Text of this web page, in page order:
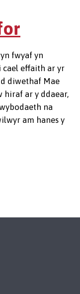
fwyaf yn
cael effaith ar yr
diwethaf Mae
hiraf ar y ddaear,
na
am hanes y